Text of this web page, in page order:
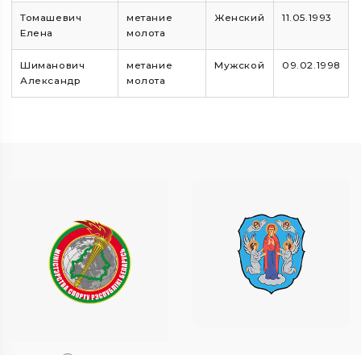
Томашевич
Елена
метание
молота
Женский 11.05.1993
Шиманович
Александр
метание
молота
Мужской 09.02.1998